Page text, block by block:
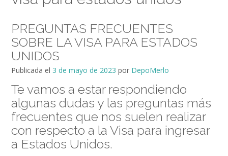
PREGUNTAS FRECUENTES
SOBRE LA VISA PARA ESTADOS
UNIDOS
Publicada el 3 de mayo de 2023 por DepoMerlo
Te vamos a estar respondiendo
algunas dudas y las preguntas más
frecuentes que nos suelen realizar
con respecto a la Visa para ingresar
a Estados Unidos.